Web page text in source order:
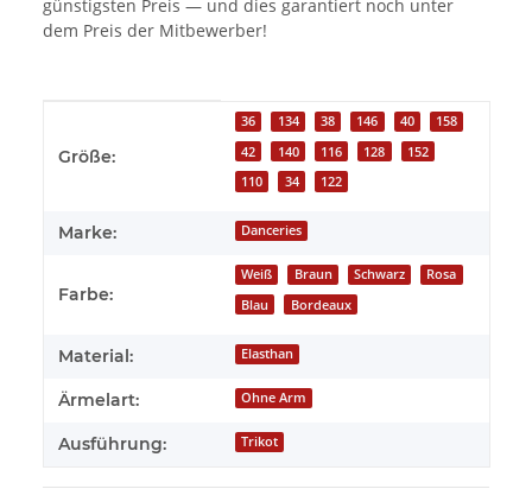
günstigsten Preis — und dies garantiert noch unter
dem Preis der Mitbewerber!
Größe:
36 134 38 146 40
158
42
140 116 128
152
110
34 122
Marke: Danceries
Farbe:
Weiß Braun Schwarz
Rosa
Blau
Bordeaux
Material: Elasthan
Ärmelart: Ohne Arm
Ausführung: Trikot